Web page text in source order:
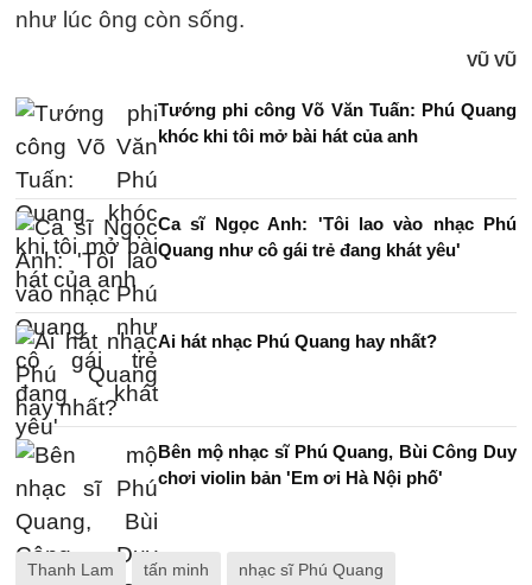
như lúc ông còn sống.
VŨ VŨ
Tướng phi công Võ Văn Tuấn: Phú Quang
khóc khi tôi mở bài hát của anh
Ca sĩ Ngọc Anh: 'Tôi lao vào nhạc Phú
Quang như cô gái trẻ đang khát yêu'
Ai hát nhạc Phú Quang hay nhất?
Bên mộ nhạc sĩ Phú Quang, Bùi Công Duy
chơi violin bản 'Em ơi Hà Nội phố'
Thanh Lam tấn minh nhạc sĩ Phú Quang